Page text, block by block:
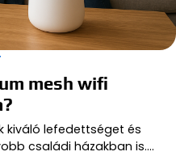
mesh wifi
kiváló lefedettséget és
családi házakban is.…